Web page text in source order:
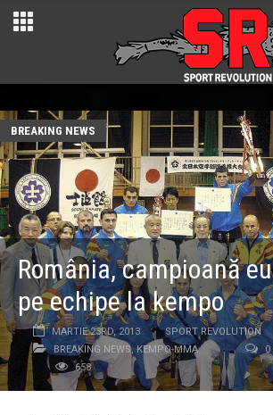
BREAKING NEWS
România, campioană
pe echipe la kempo
MARTIE 23RD, 2013
SPORT REVOLUTION
BREAKING NEWS,KEMPO-MMA
0
658